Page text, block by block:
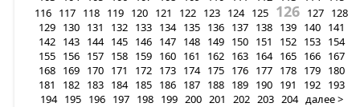
116 117 118 119 120 121 122 123 124 125 126 127 128
129 130 131 132 133 134 135 136 137 138 139 140 141
142 143 144 145 146 147 148 149 150 151 152 153 154
155 156 157 158 159 160 161 162 163 164 165 166 167
168 169 170 171 172 173 174 175 176 177 178 179 180
181
182 183 184 185 186 187 188 189 190 191 192 193
194 195 196 197 198 199 200 201 202 203 204 далее >